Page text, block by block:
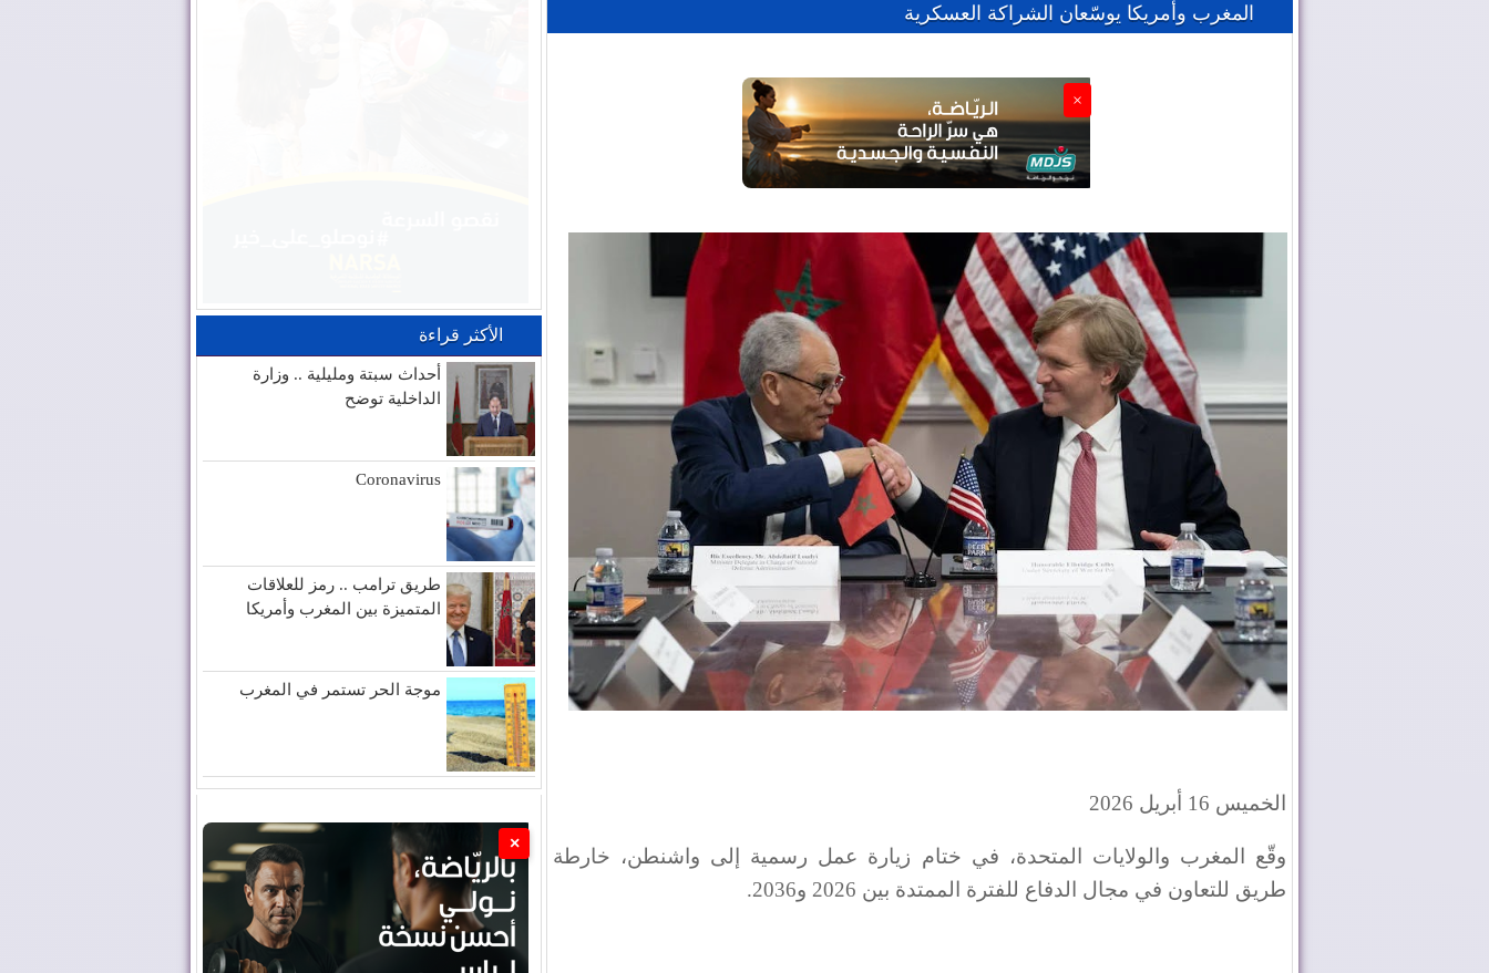
المغرب وأمريكا يوسّعان الشراكة العسكرية
×
الخميس 16 أبريل 2026
وقّع المغرب والولايات المتحدة، في ختام زيارة عمل رسمية إلى واشنطن، خارطة
طريق للتعاون في مجال الدفاع للفترة الممتدة بين 2026 و2036
.
الأكثر قراءة
أحداث سبتة ومليلية .. وزارة
الداخلية توضح
Coronavirus
طريق ترامب .. رمز للعلاقات
المتميزة بين المغرب وأمريكا
موجة الحر تستمر في المغرب
×